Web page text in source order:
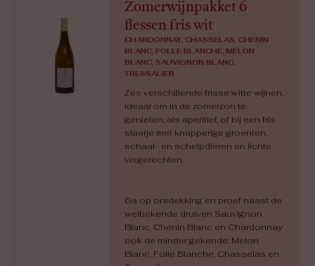
Zomerwijnpakket 6
flessen fris wit
CHARDONNAY, CHASSELAS, CHENIN
BLANC, FOLLE BLANCHE, MELON
BLANC, SAUVIGNON BLANC,
TRESSALIER
Zes verschillende frisse witte wijnen,
ideaal om in de zomerzon te
genieten, als aperitief, of bij een fris
slaatje met knapperige groenten,
schaal- en schelpdieren en lichte
visgerechten.
Ga op ontdekking en proef naast de
welbekende druiven Sauvignon
Blanc, Chenin Blanc en Chardonnay
ook de minder gekende: Melon
Blanc, Folle Blanche, Chasselas en